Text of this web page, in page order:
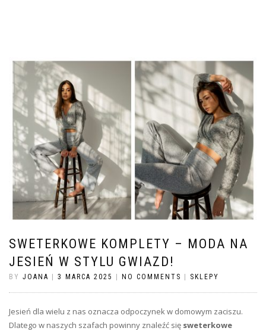
SWETERKOWE KOMPLETY – MODA NA
JESIEŃ W STYLU GWIAZD!
BY JOANA | 3 MARCA 2025 | NO COMMENTS | SKLEPY
Jesień dla wielu z nas oznacza odpoczynek w domowym zaciszu.
Dlatego w naszych szafach powinny znaleźć się sweterkowe